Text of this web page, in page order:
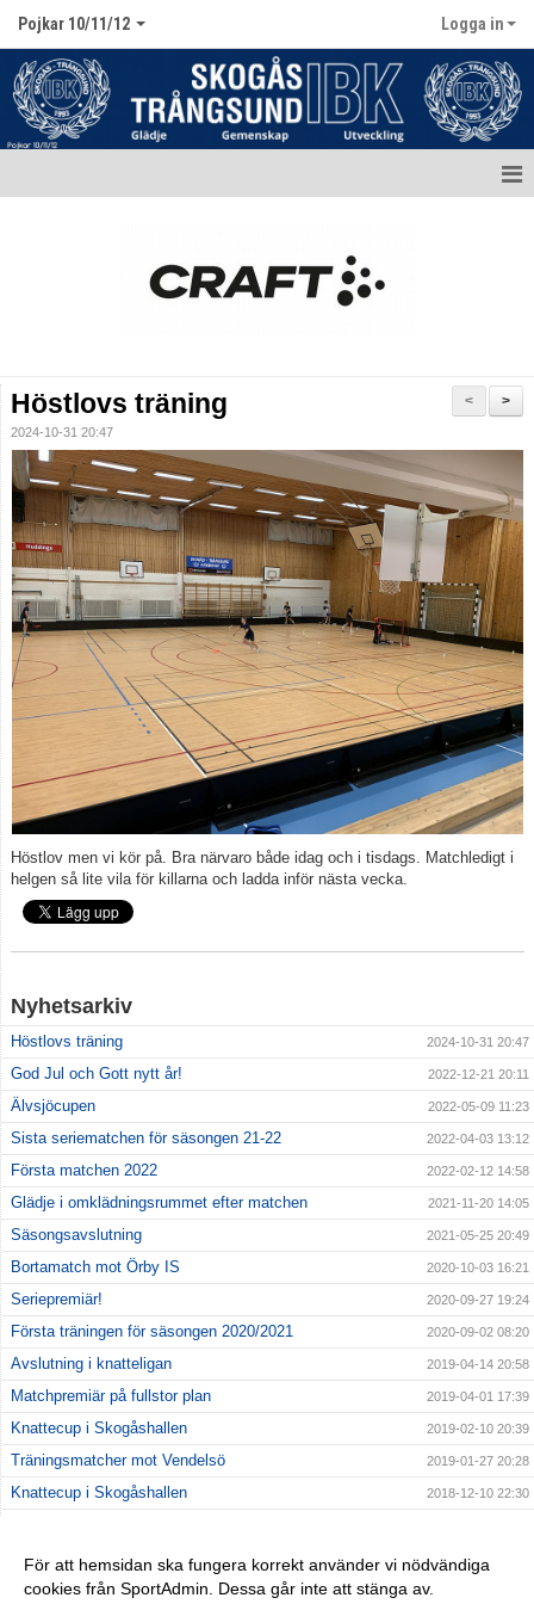
Pojkar 10/11/12 Logga in
>
<
Höstlovs träning
2024-10-31 20:47
Höstlov men vi kör på. Bra närvaro både idag och i tisdags. Matchledigt i
helgen så lite vila för killarna och ladda inför nästa vecka.
Nyhetsarkiv
Höstlovs träning 2024-10-31 20:47
God Jul och Gott nytt år! 2022-12-21 20:11
Älvsjöcupen 2022-05-09 11:23
Sista seriematchen för säsongen 21-22 2022-04-03 13:12
Första matchen 2022 2022-02-12 14:58
Glädje i omklädningsrummet efter matchen 2021-11-20 14:05
Säsongsavslutning 2021-05-25 20:49
Bortamatch mot Örby IS 2020-10-03 16:21
Seriepremiär! 2020-09-27 19:24
Första träningen för säsongen 2020/2021 2020-09-02 08:20
Avslutning i knatteligan 2019-04-14 20:58
Matchpremiär på fullstor plan 2019-04-01 17:39
Knattecup i Skogåshallen 2019-02-10 20:39
Träningsmatcher mot Vendelsö 2019-01-27 20:28
Knattecup i Skogåshallen 2018-12-10 22:30
Knattecup i Hässelby 2018-04-09 19:20
Träningsmatch mot Vendelsö IK 2018-03-21 13:15
För att hemsidan ska fungera korrekt använder vi nödvändiga
cookies från SportAdmin. Dessa går inte att stänga av.